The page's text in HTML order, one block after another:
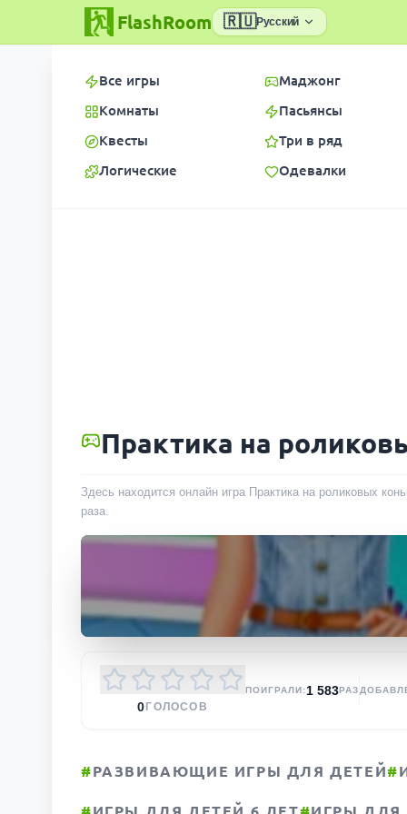
FlashRoom 🇷🇺Русский
Все игры
Комнаты
Квесты
Логические
Маджонг
Пасьянсы
Три в ряд
Одевалки
Практика на
Здесь находится онлайн игра Практика на роликовых
раза.
0 ГОЛОСОВ
ПОИГРАЛИ:1 583РАЗ
#РАЗВИВАЮЩИЕ ИГРЫ ДЛЯ ДЕТЕЙ#